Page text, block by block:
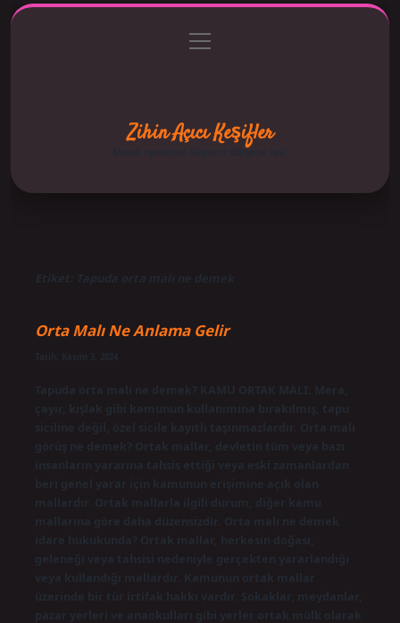
Gizlilik Politikası
menüyü
aç
Zihin Açıcı Keşifler
Merak uyandıran bilgilerle dünyaya bak!
Etiket: Tapuda orta malı ne demek
Orta Malı Ne Anlama Gelir
Tapuda orta malı ne demek? KAMU ORTAK MALI: Mera,
çayır, kışlak gibi kamunun kullanımına bırakılmış, tapu
siciline değil, özel sicile kayıtlı taşınmazlardır. Orta malı
görüş ne demek? Ortak mallar, devletin tüm veya bazı
insanların yararına tahsis ettiği veya eski zamanlardan
beri genel yarar için kamunun erişimine açık olan
mallardır. Ortak mallarla ilgili durum, diğer kamu
mallarına göre daha düzensizdir. Orta malı ne demek
idare hukukunda? Ortak mallar, herkesin doğası,
geleneği veya tahsisi nedeniyle gerçekten yararlandığı
veya kullandığı mallardır. Kamunun ortak mallar
üzerinde bir tür irtifak hakkı vardır. Sokaklar, meydanlar,
pazar yerleri ve anaokulları gibi yerler ortak mülk olarak